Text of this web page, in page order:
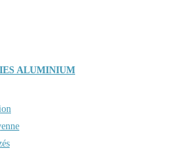
ALUMINIUM